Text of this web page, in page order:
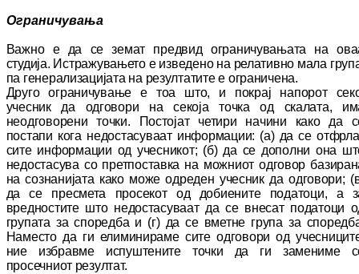
Ограничувања
Важно е да се земат предвид ограничувањата на
студија. Истражувањето е изведено на ре­лативно мала
па генерализацијата на ре­зултатите е ограничена.
Друго ограничување е тоа што, и покрај на­по­рот
учесник да одговори на секоја точка од скалата,
неодговорени точки. Постојат че­ти­ри начини како да
постапи кога не­дос­та­су­ваат информации: (а) да се
сите ин­формации од учесникот; (б) да се дополни она
недостасува со претпоставка на мож­ни­от одговор
на сознанијата како мо­же одреден учесник да одговори;
да се прес­мета просекот од добиените податоци, а
вредностите што недостасуваат да се внесат по­да­тоци
групата за споредба и (г) да се вмет­не група за
Наместо да ги ели­ми­ни­раме сите одговори од
ние из­бравме испуштените точки да ги замениме
просечниот резултат.